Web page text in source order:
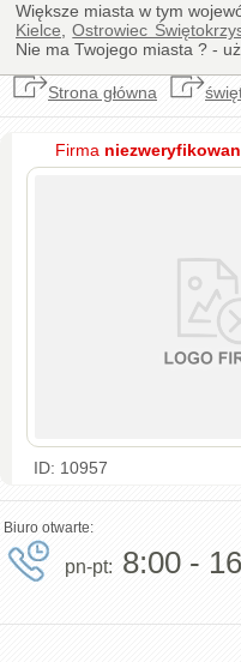
Większe miasta w tym
Kielce ,Ostrowiec
Nie ma Twojego miasta ? -
Strona główna
Firma
ID: 10957
Biuro otwarte:
pn-pt: 8:00 -